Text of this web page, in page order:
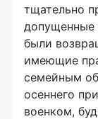
тщательно
допущенные
были
имеющие
семейным
осеннего
военком,